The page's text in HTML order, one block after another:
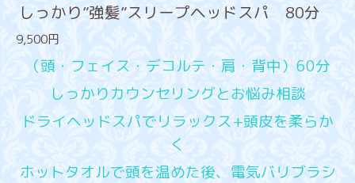
しっかり”強髪”スリープヘッドスパ 80分
9,500円
（頭・フェイス・デコルテ・肩・背中）60分
しっかりカウンセリングとお悩み相談
ドライヘッドスパでリラックス+頭皮を柔らか
く
ホットタオルで頭を温めた後、電気バリブラシ